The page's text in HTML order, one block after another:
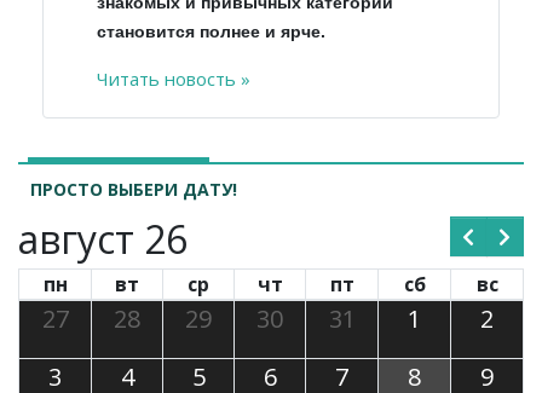
становится полнее и ярче.
Читать новость »
ПРОСТО ВЫБЕРИ ДАТУ!
август 26
пн вт ср чт пт сб вс
27 28 29 30 31 1
2
3
4 5 6 7 8 9